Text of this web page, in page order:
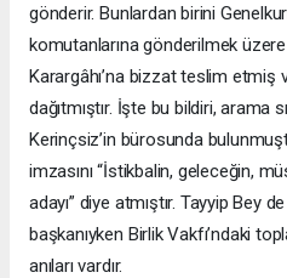
gönderir. Bunlardan birini
komutanlarına gönderilmek üzere
Karargâhı’na bizzat teslim etmiş
dağıtmıştır. İşte bu bildiri, arama
Kerinçsiz’in bürosunda
imzasını “İstikbalin, geleceğin,
adayı” diye atmıştır. Tayyip Bey
başkanıyken Birlik Vakfı’ndaki
anıları vardır.